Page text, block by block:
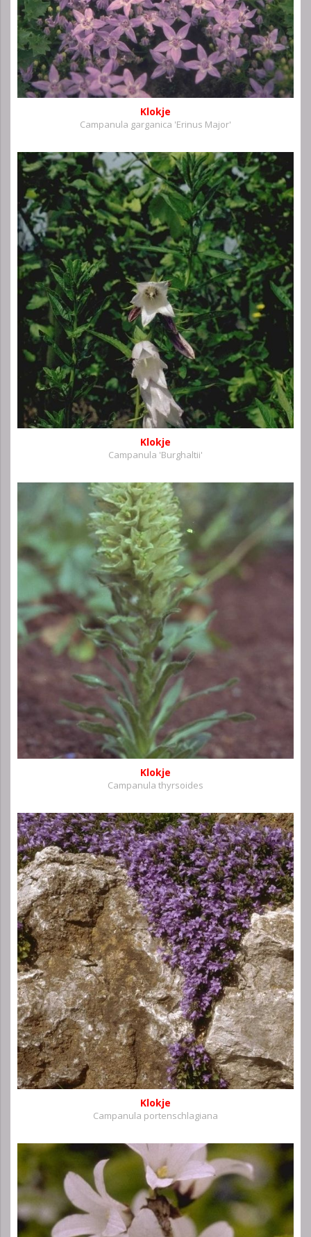
Klokje
Campanula garganica 'Erinus Major'
Klokje
Campanula 'Burghaltii'
Klokje
Campanula thyrsoides
Klokje
Campanula portenschlagiana